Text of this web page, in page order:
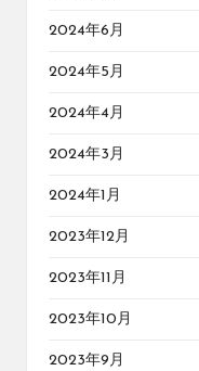
2024年6月
2024年5月
2024年4月
2024年3月
2024年1月
2023年12月
2023年11月
2023年10月
2023年9月